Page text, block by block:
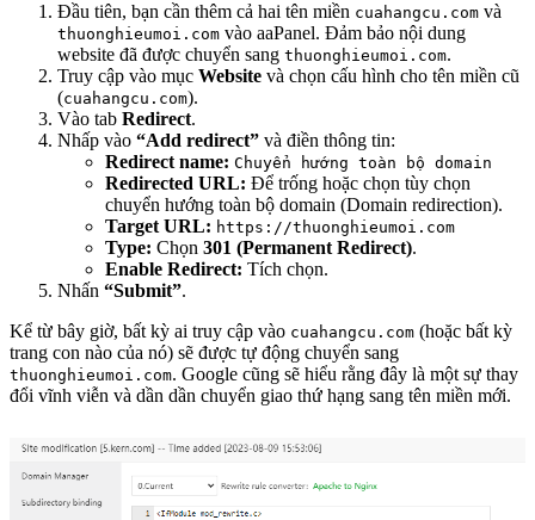
Đầu tiên, bạn cần thêm cả hai tên miền cuahangcu.com và
thuonghieumoi.com vào aaPanel. Đảm bảo nội dung
website đã được chuyển sang thuonghieumoi.com.
Truy cập vào mục Website và chọn cấu hình cho tên miền cũ
(cuahangcu.com).
Vào tab Redirect.
Nhấp vào “Add redirect” và điền thông tin:
Redirect name: Chuyển hướng toàn bộ domain
Redirected URL: Để trống hoặc chọn tùy chọn
chuyển hướng toàn bộ domain (Domain redirection).
Target URL: https://thuonghieumoi.com
Type: Chọn 301 (Permanent Redirect).
Enable Redirect: Tích chọn.
Nhấn “Submit”.
Kể từ bây giờ, bất kỳ ai truy cập vào cuahangcu.com (hoặc bất kỳ
trang con nào của nó) sẽ được tự động chuyển sang
thuonghieumoi.com. Google cũng sẽ hiểu rằng đây là một sự thay
đổi vĩnh viễn và dần dần chuyển giao thứ hạng sang tên miền mới.